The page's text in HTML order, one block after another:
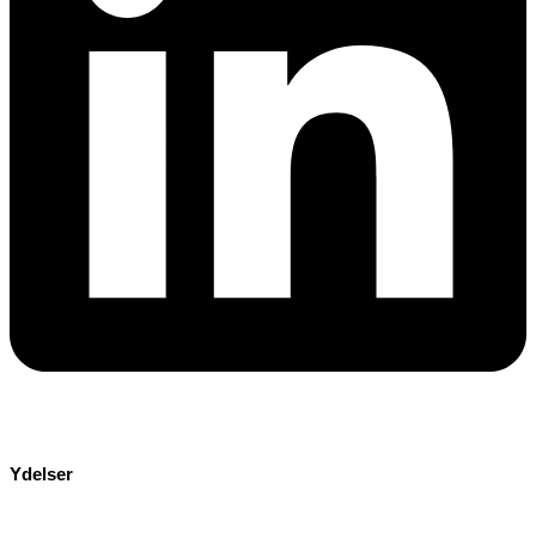
Ydelser